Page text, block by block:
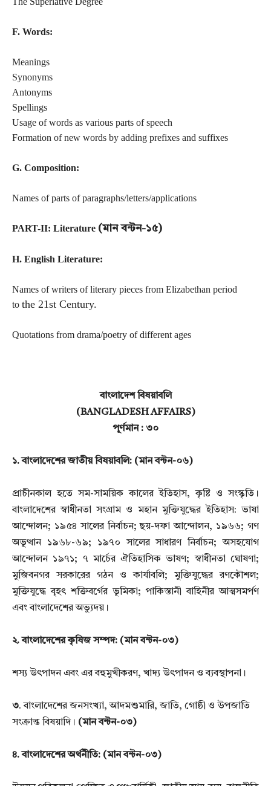
F. Words:
Meanings
Synonyms
Antonyms
Spellings
Usage of words as various parts of speech
Formation of new words by adding prefixes and suffixes
G. Composition:
Names of parts of paragraphs/letters/applications
PART-II: Literature (মান বন্টন-১৫)
H. English Literature:
Names of writers of literary pieces from Elizabethan period
to the 21st Century.
Quotations from drama/poetry of different ages
বাংলাদেশ বিষয়াবলি
(BANGLADESH AFFAIRS)
পূর্ণমান : ৩০
১. বাংলাদেশের জাতীয় বিষয়াবলি: (মান বন্টন-০৬)
প্রাচীনকাল হতে সম-সাময়িক কালের ইতিহাস, কৃষ্টি ও সংস্কৃতি।
বাংলাদেশের স্বাধীনতা সংগ্রাম ও মহান মুক্তিযুদ্ধের ইতিহাস: ভাষা
আন্দোলন; ১৯৫৪ সালের নির্বাচন; ছয়-দফা আন্দোলন, ১৯৬৬; গণ
অভুত্থান ১৯৬৮-৬৯; ১৯৭০সালের সাধারণ নির্বাচন; অসহযোগ
আন্দোলন ১৯৭১; ৭ মার্চের ঐতিহাসিক ভাষণ; স্বাধীনতা ঘোষণা;
মুজিবনগরসরকারের গঠন ও কার্যাবলি; মুক্তিযুদ্ধের রণকৌশল;
মুক্তিযুদ্ধে বৃহৎ শক্তিবর্গের ভূমিকা; পাকিস্তানী বাহিনীরআত্মসমর্পণ
এবং বাংলাদেশের অভ্যুদয়।
২. বাংলাদেশের কৃষিজ সম্পদ: (মান বন্টন-০৩)
শস্য উৎপাদন এবং এর বহুমুখীকরণ, খাদ্য উৎপাদন ও ব্যবস্থাপনা।
৩. বাংলাদেশের জনসংখ্যা, আদমশুমারি, জাতি, গোষ্ঠী ও উপজাতি
সংক্রান্ত বিষয়াদি। (মান বন্টন-০৩)
৪. বাংলাদেশের অর্থনীতি: (মান বন্টন-০৩)